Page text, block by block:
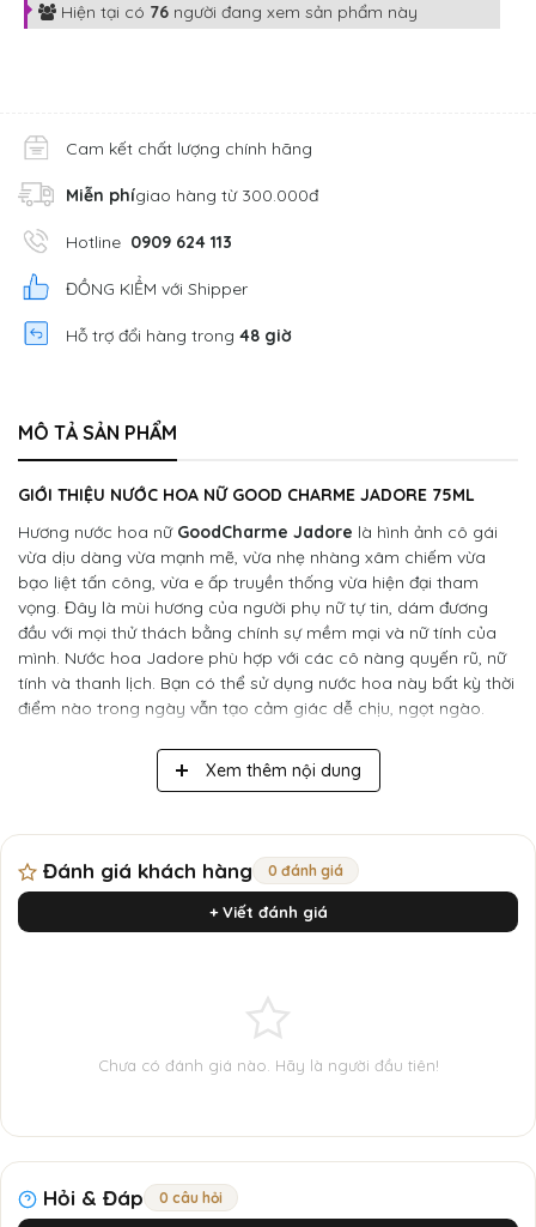
Hiện tại có 76 người đang xem sản phẩm này
Cam kết chất lượng chính hãng
Miễn phígiao hàng từ 300.000đ
Hotline 0909 624 113
ĐỒNG KIỂM với Shipper
Hỗ trợ đổi hàng trong 48 giờ
MÔ TẢ SẢN PHẨM
GIỚI THIỆU NƯỚC HOA NỮ GOOD CHARME JADORE 75ML
Hương nước hoa nữ GoodCharme Jadore là hình ảnh cô gái
vừa dịu dàng vừa mạnh mẽ, vừa nhẹ nhàng xâm chiếm vừa
bạo liệt tấn công, vừa e ấp truyền thống vừa hiện đại tham
vọng. Đây là mùi hương của người phụ nữ tự tin, dám đương
đầu với mọi thử thách bằng chính sự mềm mại và nữ tính của
mình. Nước hoa Jadore phù hợp với các cô nàng quyến rũ, nữ
tính và thanh lịch. Bạn có thể sử dụng nước hoa này bất kỳ thời
điểm nào trong ngày vẫn tạo cảm giác dễ chịu, ngọt ngào.
Xem thêm nội dung
Đánh giá khách hàng 0 đánh giá
+ Viết đánh giá
Chưa có đánh giá nào. Hãy là người đầu tiên!
Hỏi & Đáp 0 câu hỏi